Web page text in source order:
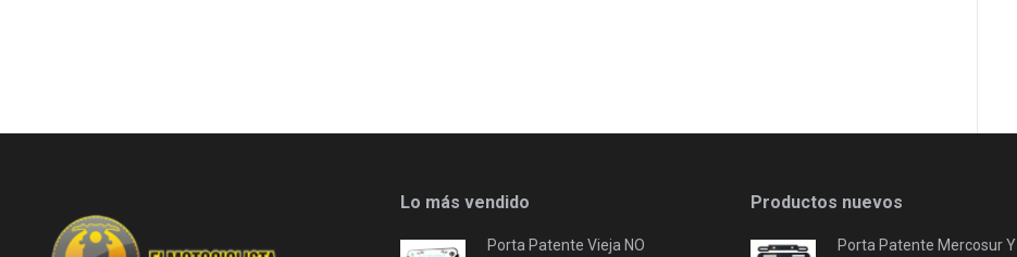
Lo más vendido
Porta Patente Vieja NO
Productos nuevos
Porta Patente Mercosur Y